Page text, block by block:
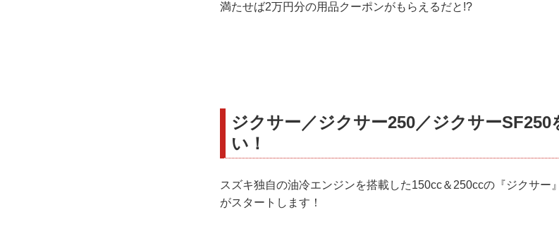
満たせば2万円分の用品クーポンがもらえるだと!?
ジクサー／ジクサー250／ジクサー
い！
スズキ独自の油冷エンジンを搭載した150cc＆250ccの『ジクサー
がスタートします！